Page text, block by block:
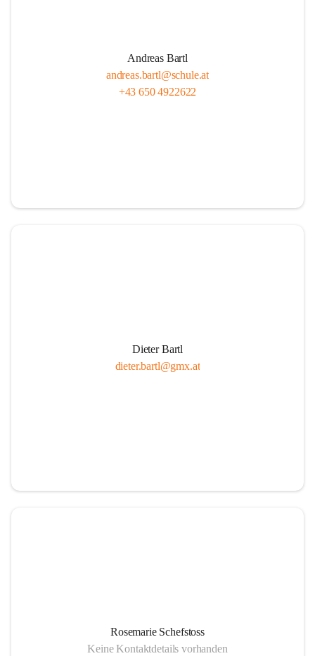
Andreas Bartl
andreas.bartl@schule.at
+43 650 4922622
Dieter Bartl
dieter.bartl@gmx.at
Rosemarie Schefstoss
Keine Kontaktdetails vorhanden